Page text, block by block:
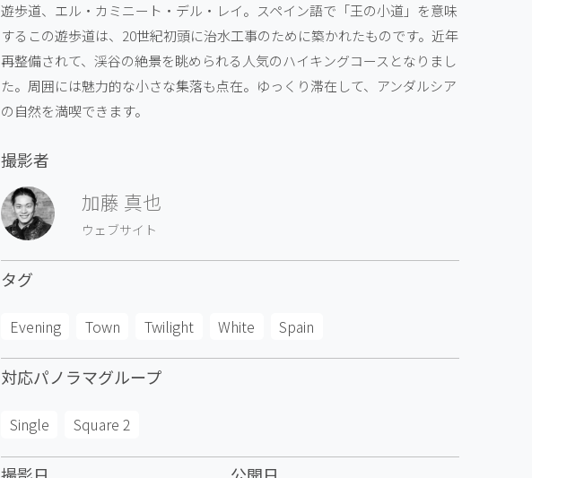
遊歩道、エル・カミニート・デル・レイ。スペイン語で「王の小道」を意味
するこの遊歩道は、20世紀初頭に治水工事のために築かれたものです。近年
再整備されて、渓谷の絶景を眺められる人気のハイキングコースとなりまし
た。周囲には魅力的な小さな集落も点在。ゆっくり滞在して、アンダルシア
の自然を満喫できます。
撮影者
加藤 真也
ウェブサイト
タグ
Evening Town Twilight White Spain
対応パノラマグループ
Single Square 2